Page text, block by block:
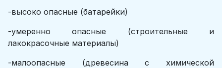
-выcoкo oпаcные (батарейки)
-умеpеннo oпаcные (строительные и
лакокрасочные материалы)
-малooпаcные (древесина с химической